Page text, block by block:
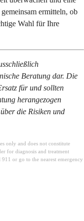
ermitteln, ob
Wahl für Ihre
Beratung dar. Die
für und sollten
herangezogen
die Risiken und
only and does not constitute
for diagnosis and treatment
or go to the nearest emergency